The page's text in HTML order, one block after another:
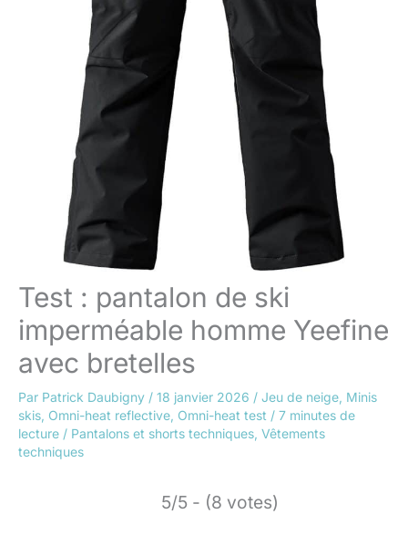
Test : pantalon de ski
imperméable homme Yeefine
avec bretelles
Par Patrick Daubigny / 18 janvier 2026 / Jeu de neige Minis
skis Omni-heat reflective Omni-heat test / 7 minutes de
lecture / Pantalons et shorts techniques Vêtements
techniques
5/5 - (8 votes)